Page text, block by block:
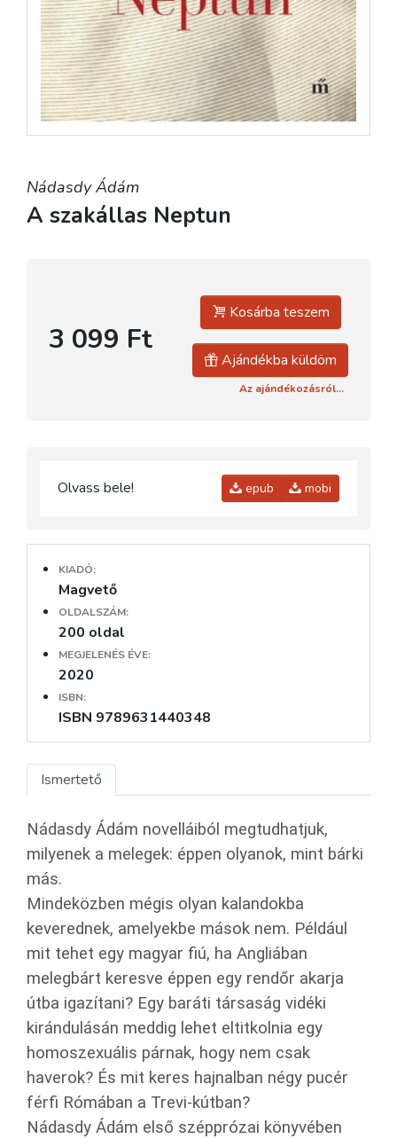
Nádasdy Ádám
A szakállas Neptun
3 099 Ft
Kosárba teszem
Ajándékba küldöm
Az ajándékozásról...
Olvass bele! epub mobi
KIADÓ:
Magvető
OLDALSZÁM:
200 oldal
MEGJELENÉS ÉVE:
2020
ISBN:
ISBN 9789631440348
Ismertető
Nádasdy Ádám novelláiból megtudhatjuk,
milyenek a melegek: éppen olyanok, mint bárki
más.
Mindeközben mégis olyan kalandokba
keverednek, amelyekbe mások nem. Például
mit tehet egy magyar fiú, ha Angliában
melegbárt keresve éppen egy rendőr akarja
útba igazítani? Egy baráti társaság vidéki
kirándulásán meddig lehet eltitkolnia egy
homoszexuális párnak, hogy nem csak
haverok? És mit keres hajnalban négy pucér
férfi Rómában a Trevi-kútban?
Nádasdy Ádám első szépprózai könyvében